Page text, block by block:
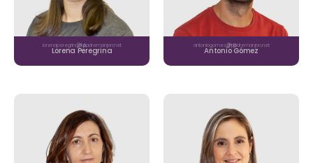
Lorena Peregrina
2º A
lorenaperegrina@padremanjon.net
Antonio Gómez
2º B
antoniogomez@padremanjon.net